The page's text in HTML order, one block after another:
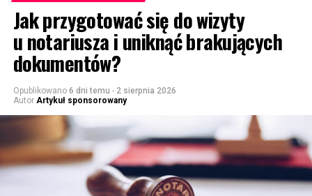
Jak przygotować się do wizyty
u notariusza i uniknąć brakujących
dokumentów?
Opublikowano 6 dni temu - 2 sierpnia 2026
Autor Artykuł sponsorowany